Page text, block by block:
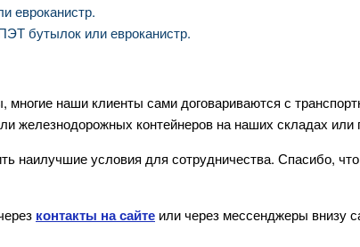
евроканистр.
бутылок или евроканистр.
многие наши клиенты сами договариваются с
железнодорожных контейнеров на наших складах
наилучшие условия для сотрудничества.
контакты на сайте или через мессенджеры внизу